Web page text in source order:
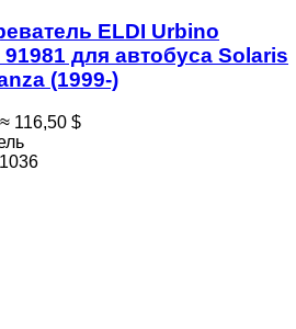
ELDI Urbino
91981 для автобуса Solaris
(1999-)
≈ 116,50 $